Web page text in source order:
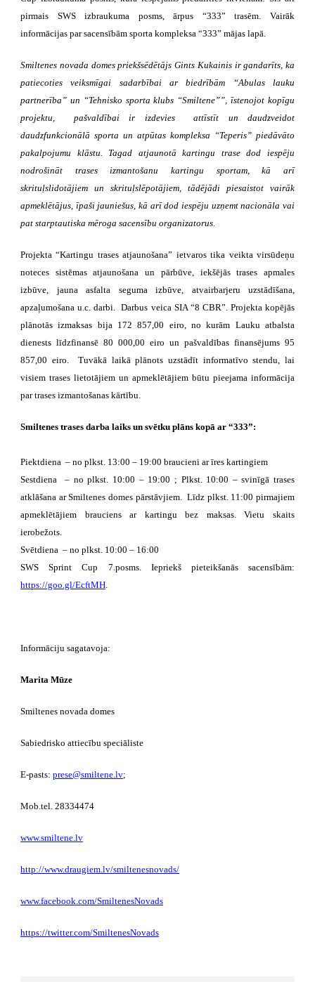
pirmais SWS izbraukuma posms, ārpus “333” trasēm. Vairāk
informācijas par sacensībām sporta kompleksa “333” mājas lapā.
Smiltenes novada domes priekšsēdētājs Gints Kukainis ir gandarīts, ka
patiecoties veiksmīgai sadarbībai ar biedrībām “Abulas lauku
partnerība” un “Tehnisko sporta klubs “Smiltene””, īstenojot kopīgu
projektu, pašvaldībai ir izdevies attīstīt un daudzveidot
daudzfunkcionālā sporta un atpūtas kompleksa “Teperis” piedāvāto
pakalpojumu klāstu. Tagad atjaunotā kartingu trase dod iespēju
nodrošināt trases izmantošanu kartingu sportam, kā arī
skrituļslidotājiem un skrituļslēpotājiem, tādējādi piesaistot vairāk
apmeklētājus, īpaši jauniešus, kā arī dod iespēju uzņemt nacionāla vai
pat starptautiska mēroga sacensību organizatorus.
Projekta “Kartingu trases atjaunošana” ietvaros tika veikta virsūdeņu
noteces sistēmas atjaunošana un pārbūve, iekšējās trases apmales
izbūve, jauna asfalta seguma izbūve, atvairbarjeru uzstādīšana,
apzaļumošana u.c. darbi. Darbus veica SIA “8 CBR”. Projekta kopējās
plānotās izmaksas bija 172 857,00 eiro, no kurām Lauku atbalsta
dienests līdzfinansē 80 000,00 eiro un pašvaldības finansējums 95
857,00 eiro. Tuvākā laikāplānots uzstādīt informatīvo stendu, lai
visiem trases lietotājiem un apmeklētājiem būtu pieejama informācija
par trases izmantošanas kārtību.
Smiltenes trases darba laiks un svētku plāns kopā ar “333”:
Piektdiena – no plkst. 13:00 – 19:00 braucieni ar īres kartingiem
Sestdiena – no plkst. 10:00 – 19:00 ; Plkst. 10:00 – svinīgā trases
atklāšana ar Smiltenes domes pārstāvjiem. Līdz plkst. 11:00 pirmajiem
apmeklētājiem brauciens ar kartingu bez maksas. Vietu skaits
ierobežots.
Svētdiena – no plkst. 10:00 – 16:00
SWS Sprint Cup 7.posms. Iepriekš pieteikšanās sacensībām:
https://goo.gl/EcftMH.
Informāciju sagatavoja:
Marita Mūze
Smiltenes novada domes
Sabiedrisko attiecību speciāliste
E-pasts: prese@smiltene.lv;
Mob.tel. 28334474
www.smiltene.lv
http://www.draugiem.lv/smiltenesnovads/
www.facebook.com/SmiltenesNovads
https://twitter.com/SmiltenesNovads